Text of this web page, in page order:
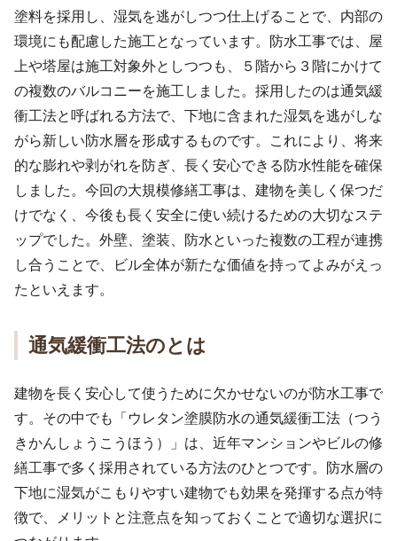
塗料を採用し、湿気を逃がしつつ仕上げることで、内部の
環境にも配慮した施工となっています。防水工事では、屋
上や塔屋は施工対象外としつつも、５階から３階にかけて
の複数のバルコニーを施工しました。採用したのは通気緩
衝工法と呼ばれる方法で、下地に含まれた湿気を逃がしな
がら新しい防水層を形成するものです。これにより、将来
的な膨れや剥がれを防ぎ、長く安心できる防水性能を確保
しました。今回の大規模修繕工事は、建物を美しく保つだ
けでなく、今後も長く安全に使い続けるための大切なステ
ップでした。外壁、塗装、防水といった複数の工程が連携
し合うことで、ビル全体が新たな価値を持ってよみがえっ
たといえます。
通気緩衝工法のとは
建物を長く安心して使うために欠かせないのが防水工事で
す。その中でも「ウレタン塗膜防水の通気緩衝工法（つう
きかんしょうこうほう）」は、近年マンションやビルの修
繕工事で多く採用されている方法のひとつです。防水層の
下地に湿気がこもりやすい建物でも効果を発揮する点が特
徴で、メリットと注意点を知っておくことで適切な選択に